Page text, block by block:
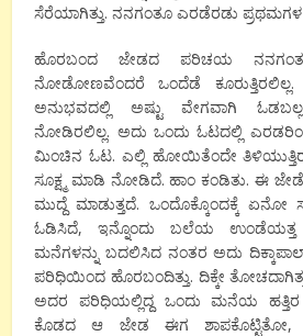
ಸೆರೆಯಾಗಿತ್ತು. ನನಗಂತೂ ಎರಡೆರಡು ಪ್ರಥಮಗಳ
ಹೊರಬಂದ ಜೇಡದ ಪರಿಚಯ
ನೋಡೋಣವೆಂದರೆ ಒಂದೆಡೆ
ಅನುಭವದಲ್ಲಿ ಅಷ್ಟು ವೇಗವಾಗಿ ಓಡಬಲ್ಲ
ನೋಡಿರಲಿಲ್ಲ. ಅದು ಒಂದು ಓಟದಲ್ಲಿ
ಮಿಂಚಿನ ಓಟ. ಎಲ್ಲಿ ಹೋಯಿತೆಂದೇ
ಸೂಕ್ಷ್ಮ ಮಾಡಿ ನೋಡಿದೆ. ಹಾಂ ಕಂಡಿತು. ಈ
ಮುದ್ದೆ ಮಾಡುತ್ತದೆ. ಒಂದೊಕ್ಕೊಂದಕ್ಕೆ ಏನೋ
ಓಡಿಸಿದೆ, ಇನ್ನೊಂದು ಬಲೆಯ ಉಂಡೆಯತ್ತ
ಮನೆಗಳನ್ನು ಬದಲಿಸಿದ ನಂತರ ಅದು
ಪರಿಧಿಯಿಂದ ಹೊರಬಂದಿತ್ತು. ದಿಕ್ಕೇ
ಅದರ ಪರಿಧಿಯಲ್ಲಿದ್ದ ಒಂದು ಮನೆಯ ಹತ್ತಿರ
ಕೊಡದ ಆ ಜೇಡ ಈಗ ಶಾಪಕೊಟ್ಟಿತೋ,